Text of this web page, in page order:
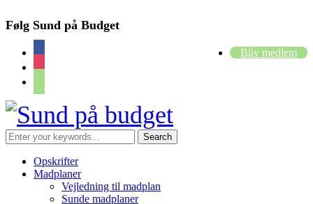
Følg Sund på Budget
Bliv medlem
Opskrifter
Madplaner
Vejledning til madplan
Sunde madplaner